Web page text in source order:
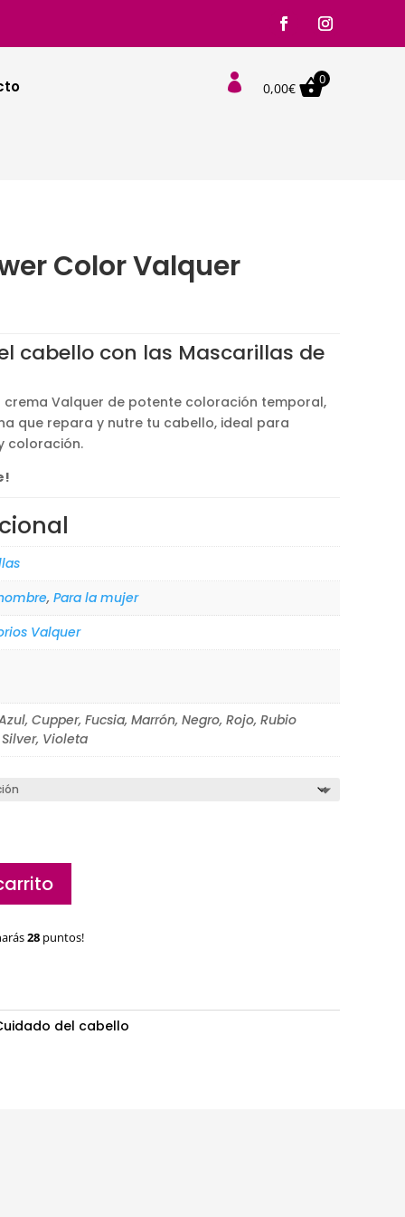
 0,00€
0
Color Valquer
cabello con las Mascarillas de
crema Valquer de potente coloración temporal,
que repara y nutre tu cabello, ideal para
coloración.
, Para la mujer
Valquer
Cupper, Fucsia, Marrón, Negro, Rojo, Rubio
Violeta
28 puntos!
del cabello